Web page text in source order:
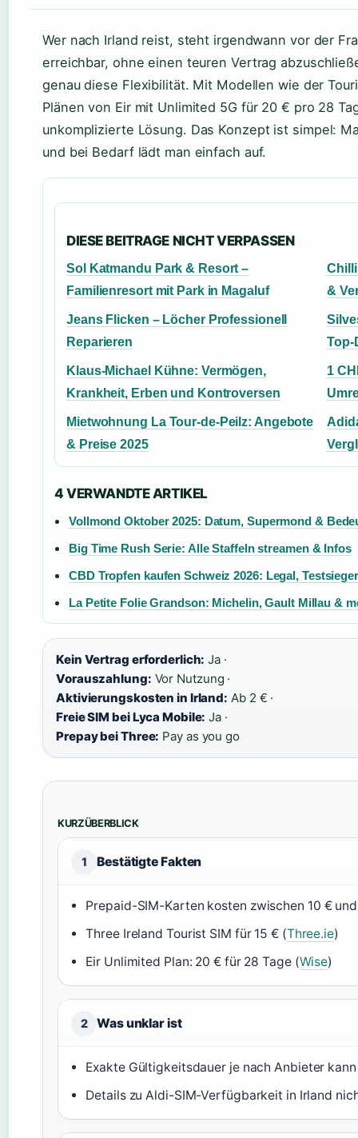
Wer nach Irland reist, steht irgendwann vor der
erreichbar, ohne einen teuren Vertrag
genau diese Flexibilität. Mit Modellen wie der
Plänen von Eir mit Unlimited 5G für 20 € pro 28
unkomplizierte Lösung. Das Konzept ist simpel:
und bei Bedarf lädt man einfach auf.
DIESE BEITRAGE NICHT VERPASSEN
Sol Katmandu Park & Resort –
Familienresort mit Park in Magaluf
&
Jeans Flicken – Löcher Professionell
Reparieren
Top-
Klaus-Michael Kühne: Vermögen,
Krankheit, Erben und Kontroversen
1
Mietwohnung La Tour-de-Peilz: Angebote
& Preise 2025
4 VERWANDTE ARTIKEL
Vollmond Oktober 2025: Datum, Supermond &
Big Time Rush Serie: Alle Staffeln streamen & Infos
CBD Tropfen kaufen Schweiz 2026: Legal,
La Petite Folie Grandson: Michelin, Gault Millau &
Kein Vertrag erforderlich: Ja ·
Vorauszahlung: Vor Nutzung ·
Aktivierungskosten in Irland: Ab 2 € ·
Freie SIM bei Lyca Mobile: Ja ·
Prepay bei Three: Pay as you go
KURZÜBERBLICK
1 Bestätigte Fakten
Prepaid-SIM-Karten kosten zwischen 10 €
Three Ireland Tourist SIM für 15 € (Three.ie)
Eir Unlimited Plan: 20 € für 28 Tage (Wise)
2 Was unklar ist
Exakte Gültigkeitsdauer je nach Anbieter
Details zu Aldi-SIM-Verfügbarkeit in Irland